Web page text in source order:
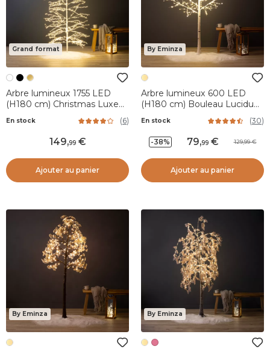
Grand format
Arbre lumineux 1755 LED
(H180 cm) Christmas Luxe
En stock (6)
149,99
Ajouter au panier
By Eminza
Arbre lumineux 600 LED
(H180 cm) Bouleau Lucidum
En stock (30)
-38% 79,99 129,99
Ajouter au panier
By Eminza By Eminza